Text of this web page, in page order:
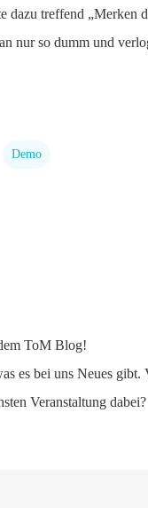
dazu treffend „Merken
nur so dumm und
Demo
ToM Blog!
es bei uns Neues gibt.
Veranstaltung dabei?